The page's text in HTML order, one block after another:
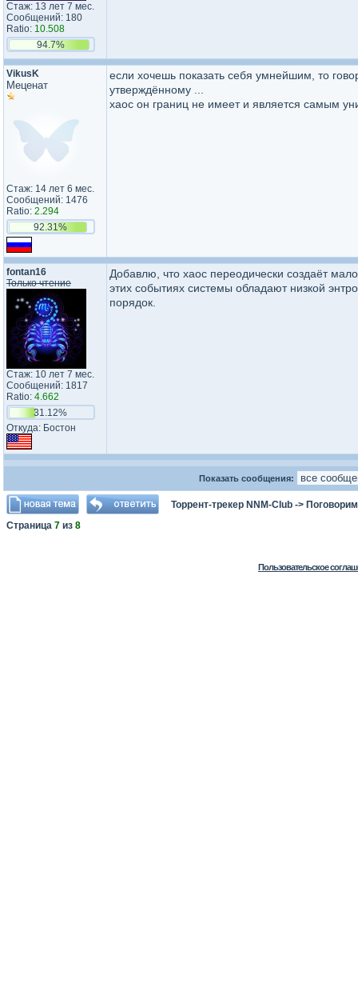
Стаж: 13 лет 7 мес.
Сообщений: 180
Ratio: 10.508
94.7%
VikusK
Меценат
Стаж: 14 лет 6 мес.
Сообщений: 1476
Ratio: 2.294
92.31%
если хочешь показать себя умнейшим, то
утверждённому ...
хаос он границ не имеет и является самым
fontan16
Только чтение
Стаж: 10 лет 7 мес.
Сообщений: 1817
Ratio: 4.662
31.12%
Откуда: Бостон
Добавлю, что хаос переодически создаёт
этих событиях системы обладают низкой
порядок.
Показать сообщения:
Торрент-трекер NNM-Club -> Поговорим
Страница 7 из 8
Пользовательское